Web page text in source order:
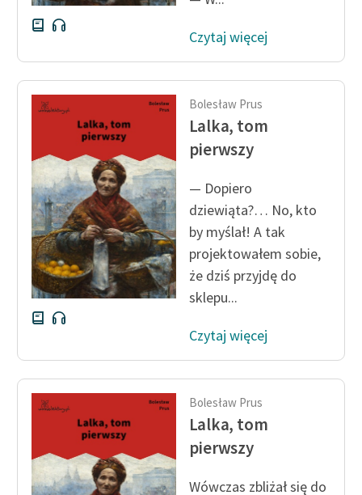
Czytaj więcej
Bolesław Prus
Lalka, tom
pierwszy
— Dopiero
dziewiąta?… No, kto
by myślał! A tak
projektowałem sobie,
że dziś przyjdę do
sklepu...
Czytaj więcej
Bolesław Prus
Lalka, tom
pierwszy
Wówczas zbliżał się do